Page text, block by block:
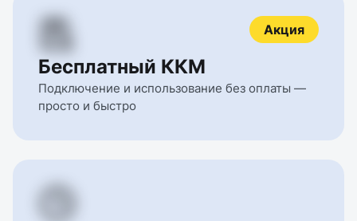
Акция
Бесплатный ККМ
Подключение и использование без оплаты —
просто и быстро